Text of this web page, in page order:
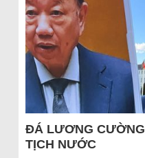
ĐÁ LƯƠNG
TỊCH NƯỚC